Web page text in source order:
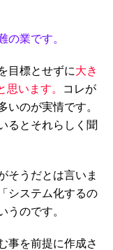
業です。
標とせずに大き
います。
コレが
いのが実情です。
るとそれらしく聞
そうだとは言いま
システム化するの
うのです。
事を前提に作成さ